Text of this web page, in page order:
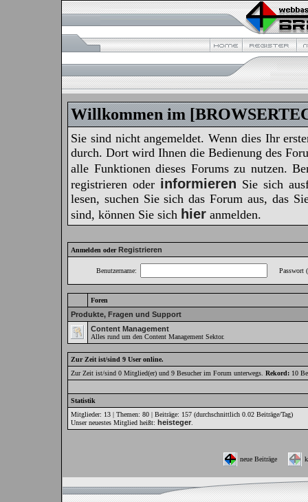
Willkommen im
Sie sind nicht angemeldet. Wenn dies Ihr
durch. Dort wird Ihnen die Bedienung des
alle Funktionen dieses Forums zu nutzen.
registrieren oder informieren Sie sich
lesen, suchen Sie sich das Forum aus, das
sind, können Sie sich hier anmelden.
Anmelden oderRegistrieren
Benutzername: Passwort (
Foren
Produkte, Fragen und Support
Content Management
Alles rund um den Content Management Sektor.
Zur Zeit ist/sind 9 User online.
Zur Zeit ist/sind 0 Mitglied(er) und 9 Besucher im Forum unterwegs. Rekord: 10
Statistik
Mitglieder: 13 | Themen: 80 | Beiträge: 157 (durchschnittlich 0.02 Beiträge/Tag)
Unser neuestes Mitglied heißt: heisteger
neue Beiträge